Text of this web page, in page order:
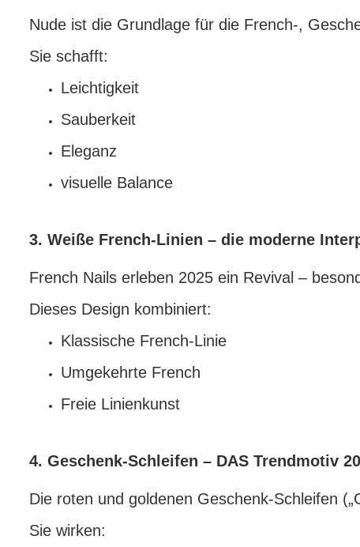
Nude ist die Grundlage für die French-,
Sie schafft:
Leichtigkeit
Sauberkeit
Eleganz
visuelle Balance
3. Weiße French-Linien – die moderne
French Nails erleben 2025 ein Revival –
Dieses Design kombiniert:
Klassische French-Linie
Umgekehrte French
Freie Linienkunst
4. Geschenk-Schleifen – DAS Trendmotiv
Die roten und goldenen Geschenk-Schleifen
Sie wirken: